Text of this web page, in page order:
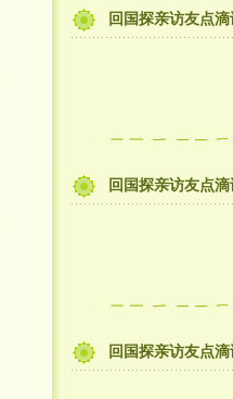
回国探亲访友点
回国探亲访友点
回国探亲访友点